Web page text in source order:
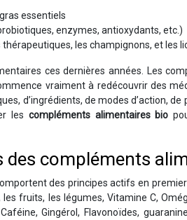
essentiels
enzymes, antioxydants, etc.)
les champignons, et les
ces dernières années. Les
vraiment à redécouvrir des
d’ingrédients, de modes d’action, de
les compléments alimentaires bio
des compléments
des principes actifs en
fruits, les légumes, Vitamine C,
Gingérol, Flavonoïdes,